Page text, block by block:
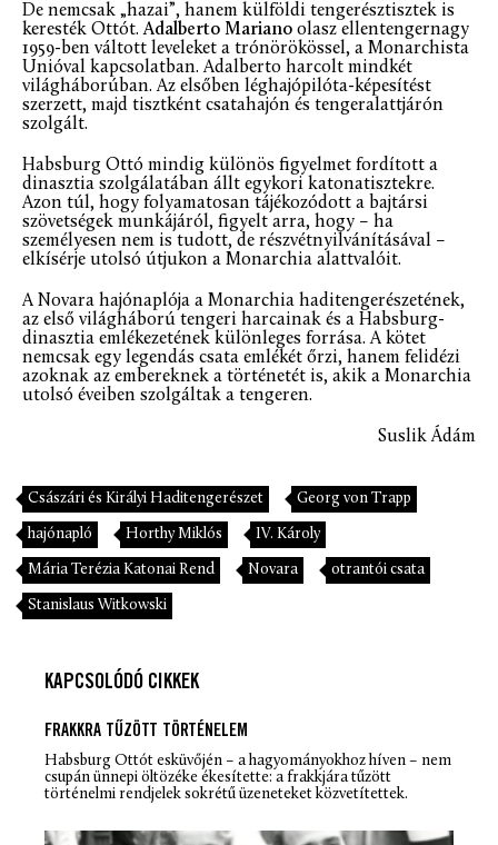
De nemcsak „hazai”, hanem külföldi tengerésztisztek is
keresték Ottót.Adalberto Mariano olasz ellentengernagy
1959-ben váltott leveleket a trónörökössel, a Monarchista
Unióval kapcsolatban. Adalberto harcolt mindkét
világháborúban. Az elsőben léghajópilóta-képesítést
szerzett, majd tisztként csatahajón és tengeralattjárón
szolgált.
Habsburg Ottó mindig különös figyelmet fordított a
dinasztia szolgálatában állt egykori katonatisztekre.
Azon túl, hogy folyamatosan tájékozódott a bajtársi
szövetségek munkájáról, figyelt arra, hogy – ha
személyesen nem is tudott, de részvétnyilvánításával –
elkísérje utolsó útjukon a Monarchia alattvalóit.
A Novara hajónaplója a Monarchia haditengerészetének,
az első világháború tengeri harcainak és a Habsburg-
dinasztia emlékezetének különleges forrása. A kötet
nemcsak egy legendás csata emlékét őrzi, hanem felidézi
azoknak az embereknek a történetét is, akik a Monarchia
utolsó éveiben szolgáltak a tengeren.
Suslik Ádám
Császári és Királyi Haditengerészet Georg von Trapp
hajónapló Horthy Miklós IV. Károly
Mária Terézia Katonai Rend Novara otrantói csata
Stanislaus Witkowski
KAPCSOLÓDÓ CIKKEK
FRAKKRA TŰZÖTT TÖRTÉNELEM
Habsburg Ottót esküvőjén – a hagyományokhoz híven – nem
csupán ünnepi öltözéke ékesítette: a frakkjára tűzött
történelmi rendjelek sokrétű üzeneteket közvetítettek.